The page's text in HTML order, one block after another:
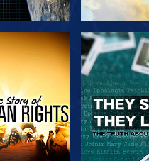
צפה